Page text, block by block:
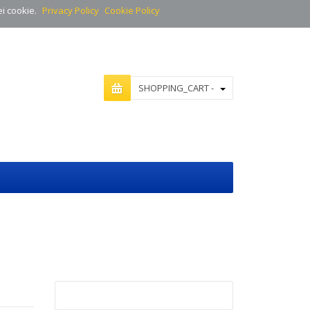
cookie. Privacy Policy Cookie Policy
SHOPPING_CART -